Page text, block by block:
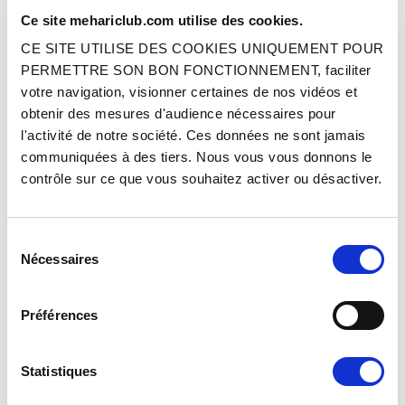
Ce site mehariclub.com utilise des cookies.
CE SITE UTILISE DES COOKIES UNIQUEMENT POUR
PERMETTRE SON BON FONCTIONNEMENT, faciliter
votre navigation, visionner certaines de nos vidéos et
obtenir des mesures d'audience nécessaires pour
l'activité de notre société. Ces données ne sont jamais
communiquées à des tiers. Nous vous vous donnons le
contrôle sur ce que vous souhaitez activer ou désactiver.
Nécessaires
Préférences
Statistiques
VERT
Réf. : 3303301
Prix 259.00 €
AJOUTER AU PANIER
Réf. : 33033010
Prix 259.00 €
AJOUTER AU PANIER
GARNITURE BANQUETTE AR 2CV